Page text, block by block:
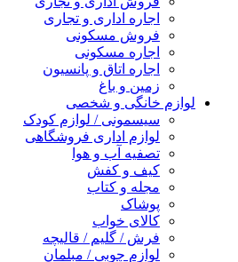
اجاره اداری و تجاری
فروش مسکونی
اجاره مسکونی
اجاره اتاق و پانسیون
زمین و باغ
لوازم خانگی و شخصی
سیسمونی / لوازم کودک
لوازم اداری فروشگاهی
تصفیه آب و هوا
کیف و کفش
مجله و کتاب
پوشاک
کالای خواب
فرش / گلیم / قالیچه
لوازم چوبی / مبلمان